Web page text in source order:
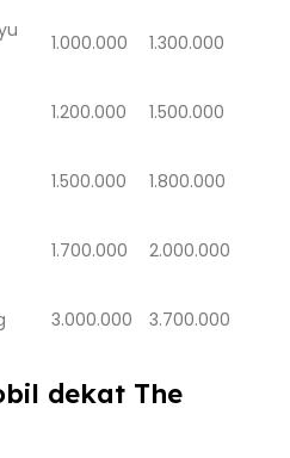
1.000.000 1.300.000
1.200.000 1.500.000
1.500.000 1.800.000
1.700.000 2.000.000
3.000.000 3.700.000
dekat The